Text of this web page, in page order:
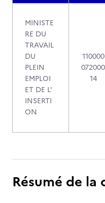
MINISTE
RE DU
TRAVAIL
DU
PLEIN
EMPLOI
ET DE L'
INSERTI
ON
110000
072000
14
Résumé de